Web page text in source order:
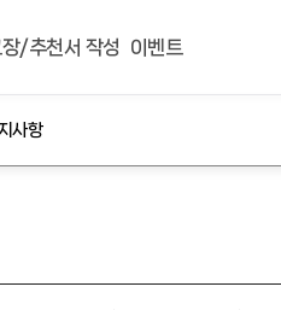
사항
/추천서 작성 이벤트